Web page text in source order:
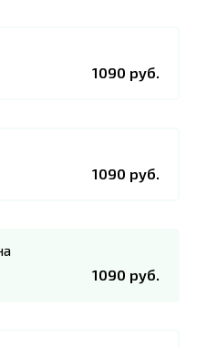
1090 руб.
1090 руб.
1090 руб.